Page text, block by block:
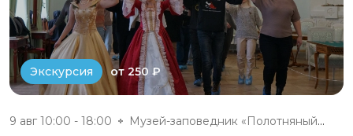
Экскурсия от 250 ₽
9 авг 10:00 - 18:00 Музей-заповедник «Полотняный З...